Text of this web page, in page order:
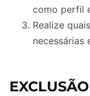
como perfil
Realize
necessárias